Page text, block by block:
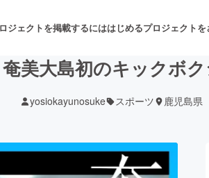
ジェクトを掲載するにははじめるプロジェクトを
舞台・パフ
美大島初のキックボ
yosiokayunosuke スポーツ 鹿児島県